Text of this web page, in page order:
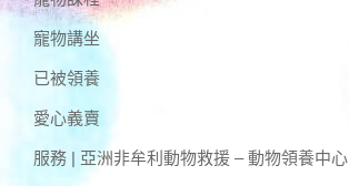
寵物講坐
已被領養
愛心義賣
服務 | 亞洲非牟利動物救援 – 動物領養中心